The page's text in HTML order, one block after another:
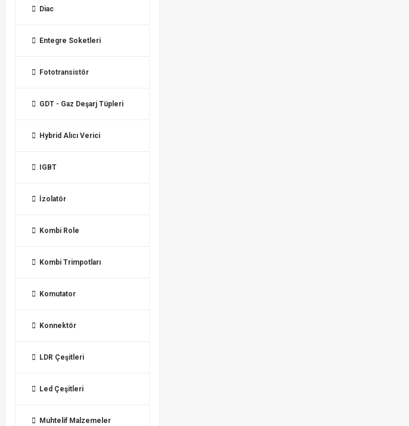
Diac
Entegre Soketleri
Fototransistör
GDT - Gaz Deşarj Tüpleri
Hybrid Alıcı Verici
IGBT
İzolatör
Kombi Role
Kombi Trimpotları
Komutator
Konnektör
LDR Çeşitleri
Led Çeşitleri
Muhtelif Malzemeler